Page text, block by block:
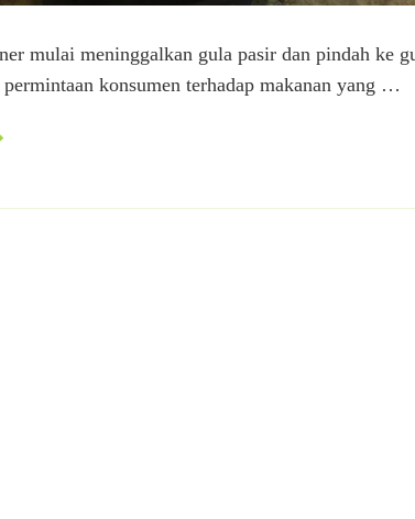
mulai meninggalkan gula pasir dan pindah ke
konsumen terhadap makanan yang …